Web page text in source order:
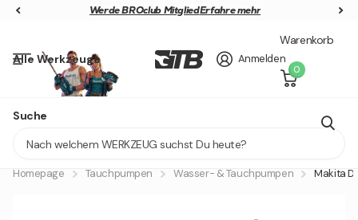
Werde BROclub MitgliedErfahre mehr
Werde BROclub Mitglied
Alle Werkzeuge
Suche
Anmelden
Warenkorb
0
Lieferung in 1 - 2 Tagen
Homepage Tauchpumpen Wasser- & Tauchpumpen Makita